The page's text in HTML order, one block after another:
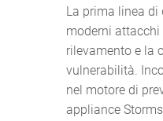
La prima linea di
moderni attacchi
rilevamento e la
vulnerabilità.
nel motore di
appliance